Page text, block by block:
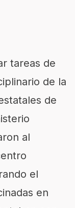
tareas de
de la
de
al
el
en